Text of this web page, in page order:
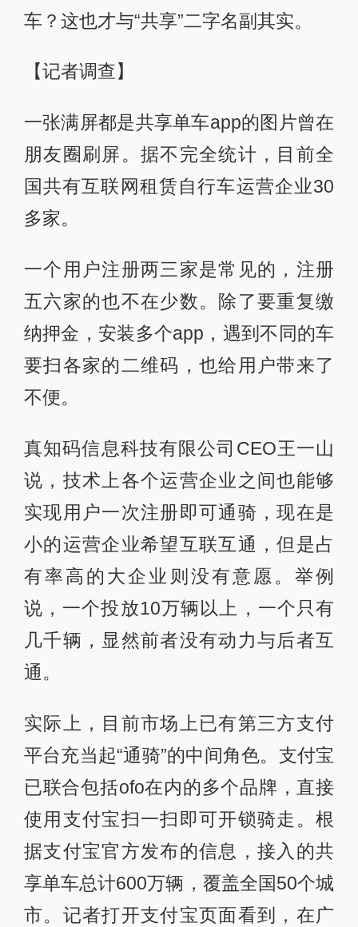
车？这也才与“共享”二字名副其实。
【记者调查】
一张满屏都是共享单车app的图片曾在
朋友圈刷屏。据不完全统计，目前全
国共有互联网租赁自行车运营企业30
多家。
一个用户注册两三家是常见的，注册
五六家的也不在少数。除了要重复缴
纳押金，安装多个app，遇到不同的车
要扫各家的二维码，也给用户带来了
不便。
真知码信息科技有限公司CEO王一山
说，技术上各个运营企业之间也能够
实现用户一次注册即可通骑，现在是
小的运营企业希望互联互通，但是占
有率高的大企业则没有意愿。举例
说，一个投放10万辆以上，一个只有
几千辆，显然前者没有动力与后者互
通。
实际上，目前市场上已有第三方支付
平台充当起“通骑”的中间角色。支付宝
已联合包括ofo在内的多个品牌，直接
使用支付宝扫一扫即可开锁骑走。根
据支付宝官方发布的信息，接入的共
享单车总计600万辆，覆盖全国50个城
市。记者打开支付宝页面看到，在广